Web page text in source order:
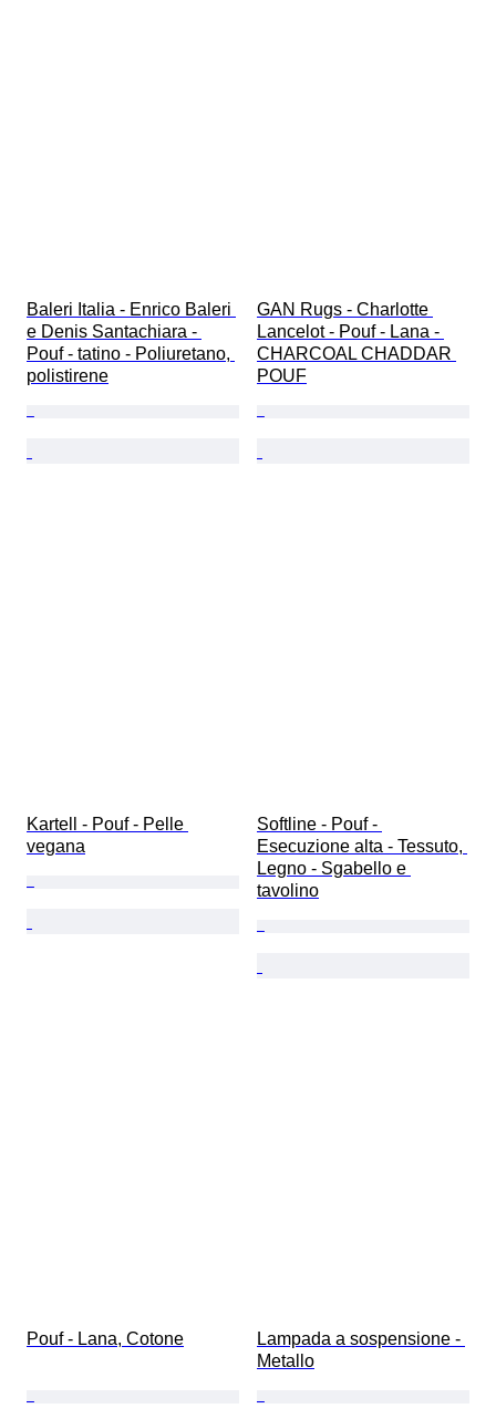
Baleri Italia - Enrico Baleri
e Denis Santachiara -
Pouf - tatino - Poliuretano,
polistirene
GAN Rugs - Charlotte
Lancelot - Pouf - Lana -
CHARCOAL CHADDAR
POUF
Kartell - Pouf - Pelle
vegana
Softline - Pouf -
Esecuzione alta - Tessuto,
Legno - Sgabello e
tavolino
Pouf - Lana, Cotone
Lampada a sospensione -
Metallo